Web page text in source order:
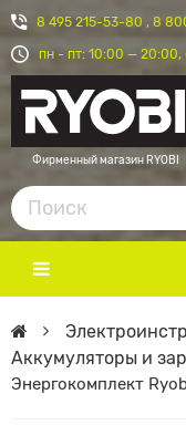
8 495 215-53-80 , 8
пн - пт: 10:00 —
Фирменный магазин RYOBI
Аккумуляторы и
Энергокомплект